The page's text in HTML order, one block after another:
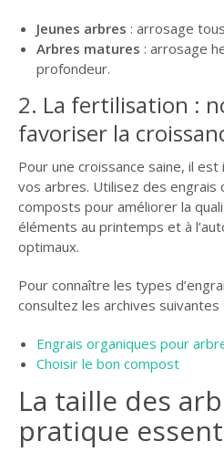
Jeunes arbres : arrosage
Arbres matures : arrosage
profondeur.
2. La fertilisation :
favoriser la
Pour une croissance saine, il
vos arbres. Utilisez des engrais
composts pour améliorer la
éléments au printemps et à
optimaux.
Pour connaître les types
consultez les archives suivantes :
Engrais organiques pour
Choisir le bon compost
La taille des
pratique